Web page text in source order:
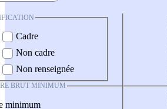
Cadre
Non cadre
Non renseignée
BRUT MINIMUM
minimum